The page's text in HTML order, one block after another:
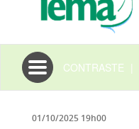
Toggle
navigation
CONTRASTE |
01/10/2025 19h00